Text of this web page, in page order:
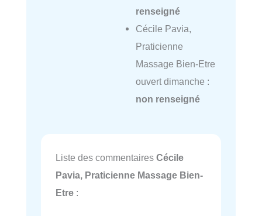
renseigné
Cécile Pavia,
Praticienne
Massage Bien-Etre
ouvert dimanche :
non renseigné
Liste des commentaires Cécile
Pavia, Praticienne Massage Bien-
Etre :